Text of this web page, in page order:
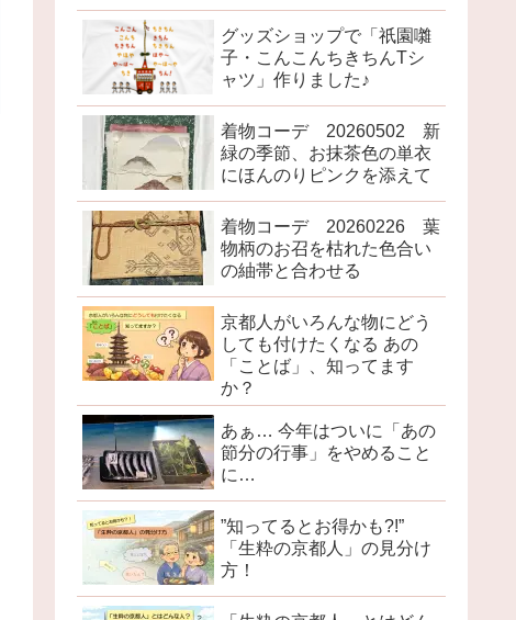
グッズショップで「祇園囃
子・こんこんちきちんTシ
ャツ」作りました♪
着物コーデ 20260502 新
緑の季節、お抹茶色の単衣
にほんのりピンクを添えて
着物コーデ 20260226 葉
物柄のお召を枯れた色合い
の紬帯と合わせる
京都人がいろんな物にどう
しても付けたくなる あの
「ことば」、知ってます
か？
あぁ… 今年はついに「あの
節分の行事」をやめること
に…
”知ってるとお得かも?!”
「生粋の京都人」の見分け
方！